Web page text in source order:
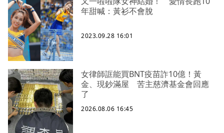
年甜喊：黃衫不會脫
2023.09.28 16:01
女律師誆能買BNT疫苗詐10億！黃
金、現鈔滿屋 苦主慈濟基金會回應
了
2026.08.06 16:45